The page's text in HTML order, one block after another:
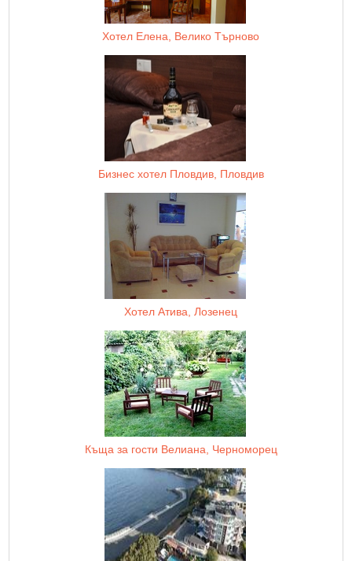
Хотел Елена, Велико Търново
Бизнес хотел Пловдив, Пловдив
Хотел Атива, Лозенец
Къща за гости Велиана, Черноморец